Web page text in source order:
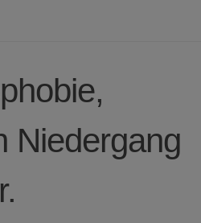
Niedergang